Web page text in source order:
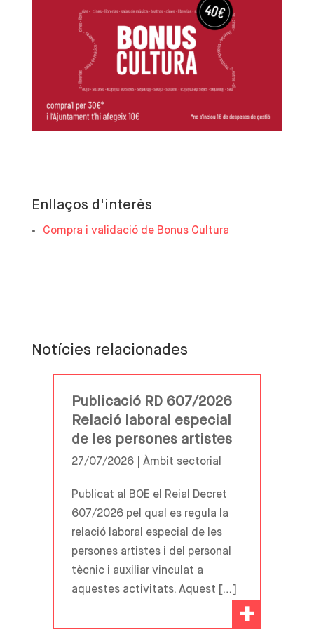
Enllaços d'interès
Compra i validació de Bonus Cultura
Notícies relacionades
Publicació RD 607/2026
Relació laboral especial
de les persones artistes
27/07/2026 | Àmbit sectorial
Publicat al BOE el Reial Decret
607/2026 pel qual es regula la
relació laboral especial de les
persones artistes i del personal
tècnic i auxiliar vinculat a
aquestes activitats. Aquest […]
+